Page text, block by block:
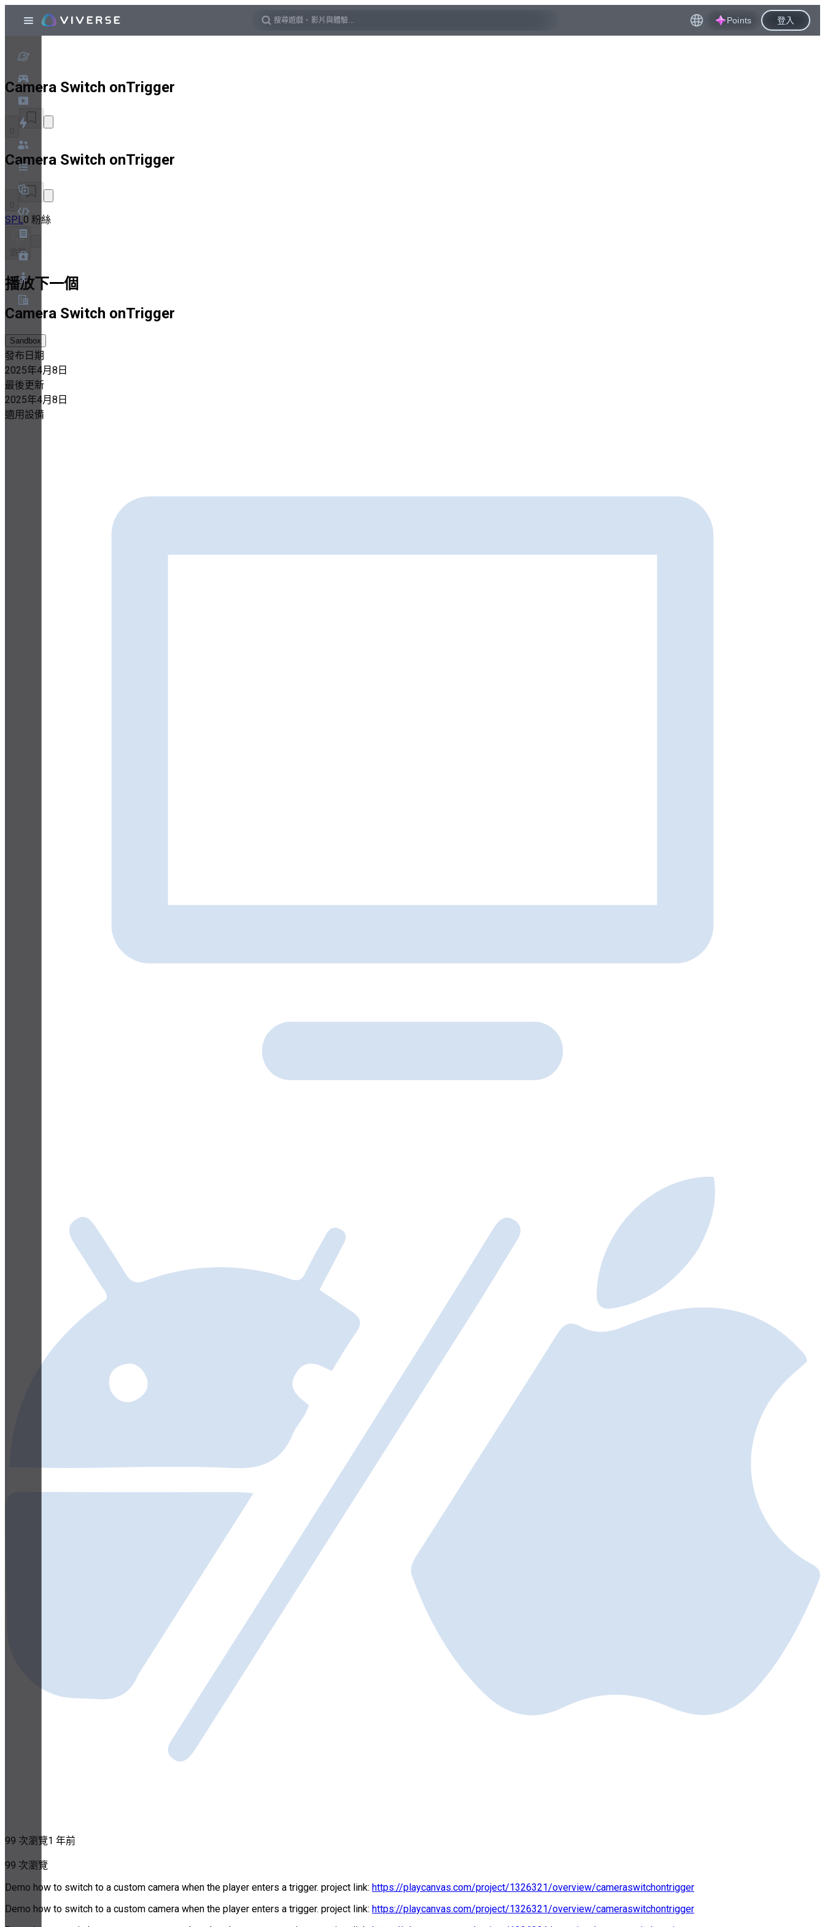
合作夥伴計畫
服務條款
隱私權政策
Cookie政策
Cookie設定
安全與隱私白皮書
Points 登入
Camera Switch onTrigger
Camera Switch onTrigger
SPL 0 粉絲
追蹤
播放下一個
Camera Switch onTrigger
Sandbox
發布日期
2025年4月8日
最後更新
2025年4月8日
適用設備
99 次瀏覽1 年前
99 次瀏覽
Demo how to switch to a custom camera when the player enters a trigger. project link: https://playcanvas.com/project/1326321/overview/cameraswitchontrigger
Demo how to switch to a custom camera when the player enters a trigger. project link: https://playcanvas.com/project/1326321/overview/cameraswitchontrigger